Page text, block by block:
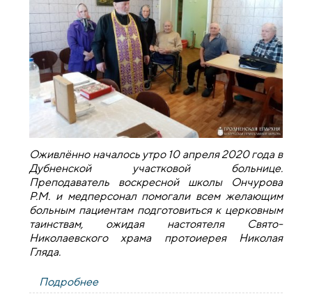
Оживлённо началось утро 10 апреля 2020 года в
Дубненской участковой больнице.
Преподаватель воскресной школы Ончурова
Р.М. и медперсонал помогали всем желающим
больным пациентам подготовиться к церковным
таинствам, ожидая настоятеля Свято-
Николаевского храма протоиерея Николая
Гляда.
Подробнеео Представители духовенства посетили
Дубненскую участковую больницу